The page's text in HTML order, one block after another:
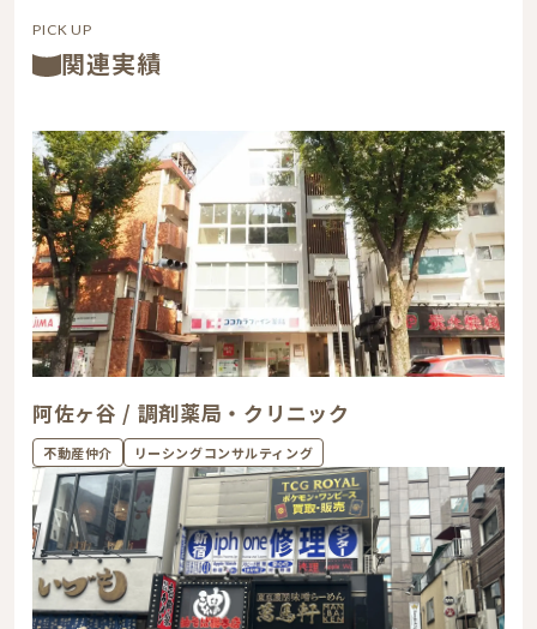
PICK UP
関連実績
阿佐ヶ谷 / 調剤薬局・クリニック
不動産仲介 リーシングコンサルティング